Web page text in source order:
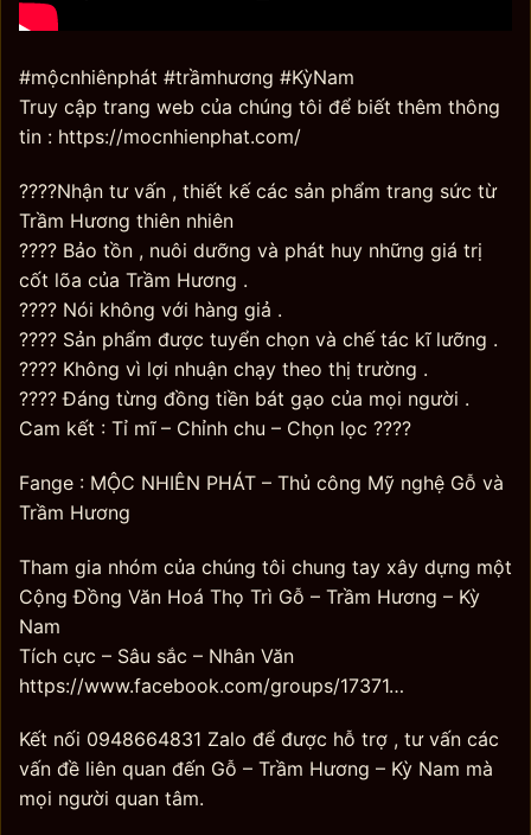
#mộcnhiênphát #trầmhương #KỳNam
Truy cập trang web của chúng tôi để biết thêm thông
tin : https://mocnhienphat.com/
????Nhận tư vấn , thiết kế các sản phẩm trang sức từ
Trầm Hương thiên nhiên
???? Bảo tồn , nuôi dưỡng và phát huy những giá trị
cốt lõa của Trầm Hương .
???? Nói không với hàng giả .
???? Sản phẩm được tuyển chọn và chế tác kĩ lưỡng .
???? Không vì lợi nhuận chạy theo thị trường .
???? Đáng từng đồng tiền bát gạo của mọi người .
Cam kết : Tỉ mĩ – Chỉnh chu – Chọn lọc ????
Fange : MỘC NHIÊN PHÁT – Thủ công Mỹ nghệ Gỗ và
Trầm Hương
Tham gia nhóm của chúng tôi chung tay xây dựng một
Cộng Đồng Văn Hoá Thọ Trì Gỗ – Trầm Hương – Kỳ
Nam
Tích cực – Sâu sắc – Nhân Văn
https://www.facebook.com/groups/17371…
Kết nối 0948664831 Zalo để được hỗ trợ , tư vấn các
vấn đề liên quan đến Gỗ – Trầm Hương – Kỳ Nam mà
mọi người quan tâm.